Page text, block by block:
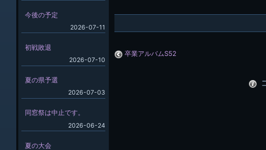
卒業アルバムS52
今後の予定
2026-07-11
初戦敗退
2026-07-10
夏の県予選
2026-07-03
同窓祭は中止です。
2026-06-24
夏の大会